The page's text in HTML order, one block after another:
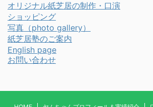
オリジナル紙芝居の制作・口演
ショッピング
写真 （photo gallery）
紙芝居塾のご案内
English page
お問い合わせ